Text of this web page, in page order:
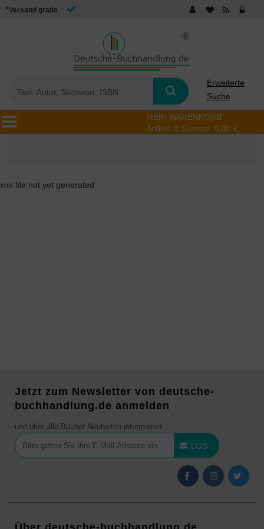
*Versand gratis
Erweiterte
Suche
MEIN WARENKORB
Artikel: 0 Summe: 0,00 €
xml file not yet generated
Jetzt zum Newsletter von deutsche-
buchhandlung.de anmelden
und über alle Bücher Neuheiten informieren
LOS